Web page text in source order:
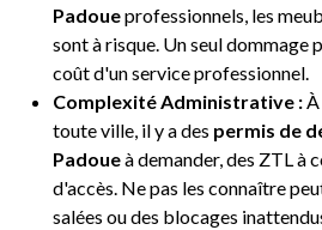
Padoueprofessionnels, les
sont à risque. Un seul dommage
coût d'un service professionnel.
Complexité Administrative :À
toute ville, il y a des permis de
Padoueà demander, des ZTL à
d'accès. Ne pas les connaître
salées ou des blocages